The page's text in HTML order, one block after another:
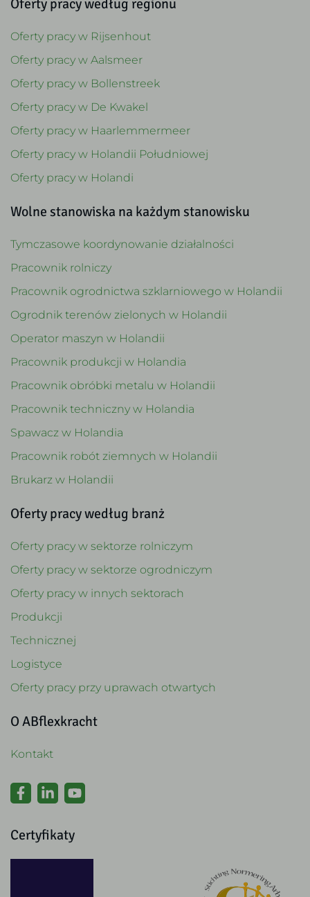
Oferty pracy w Rijsenhout
Oferty pracy w Aalsmeer
Oferty pracy w Bollenstreek
Oferty pracy w De Kwakel
Oferty pracy w Haarlemmermeer
Oferty pracy w Holandii Południowej
Oferty pracy w Holandi
Wolne stanowiska na każdym stanowisku
Tymczasowe koordynowanie działalności
Pracownik rolniczy
Pracownik ogrodnictwa szklarniowego w Holandii
Ogrodnik terenów zielonych w Holandii
Operator maszyn w Holandii
Pracownik produkcji w Holandia
Pracownik obróbki metalu w Holandii
Pracownik techniczny w Holandia
Spawacz w Holandia
Pracownik robót ziemnych w Holandii
Brukarz w Holandii
Oferty pracy według branż
Oferty pracy w sektorze rolniczym
Oferty pracy w sektorze ogrodniczym
Oferty pracy w innych sektorach
Produkcji
Technicznej
Logistyce
Oferty pracy przy uprawach otwartych
O ABflexkracht
Kontakt
Certyfikaty